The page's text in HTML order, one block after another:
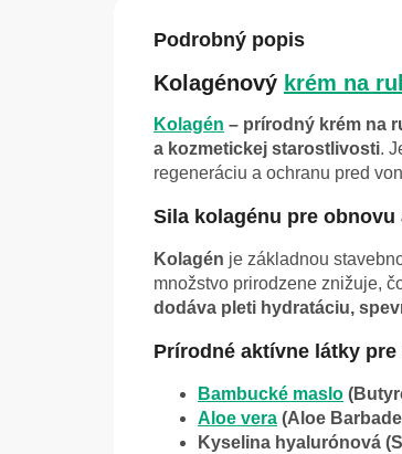
Podrobný popis
Kolagénový krém na
Kolagén – prírodný krém na
a kozmetickej starostlivosti.
regeneráciu a ochranu pred
Sila kolagénu pre
Kolagén je základnou
množstvo prirodzene znižuje,
dodáva pleti hydratáciu,
Prírodné aktívne látky
Bambucké maslo
Aloe vera (Aloe
Kyselina hyalurónová